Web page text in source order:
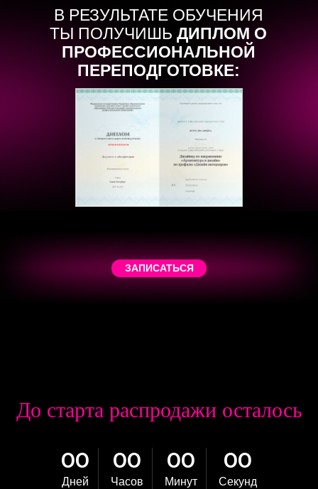
В РЕЗУЛЬТАТЕ ОБУЧЕНИЯ
ТЫ ПОЛУЧИШЬ ДИПЛОМ О
ПРОФЕССИОНАЛЬНОЙ
ПЕРЕПОДГОТОВКЕ:
ЗАПИСАТЬСЯ
До старта распродажи осталось
00
Дней
00
Часов
00
Минут
00
Секунд